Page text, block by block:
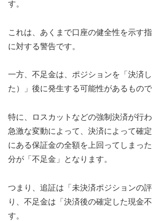
す。
これは、あくまで口座の健全性を示す
に対する警告です。
一方、不足金は、ポジションを「決済
た）」後に発生する可能性があるもので
特に、ロスカットなどの強制決済が行
急激な変動によって、決済によって確
にある保証金の全額を上回ってしまっ
分が「不足金」となります。
つまり、追証は「未決済ポジションの
り、不足金は「決済後の確定した現金
す。